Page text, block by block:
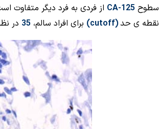
سطوح CA-125 از فردی به فرد دیگر متفاوت
نقطه ی حد(
cutoff
) برای افراد سالم، 35 در